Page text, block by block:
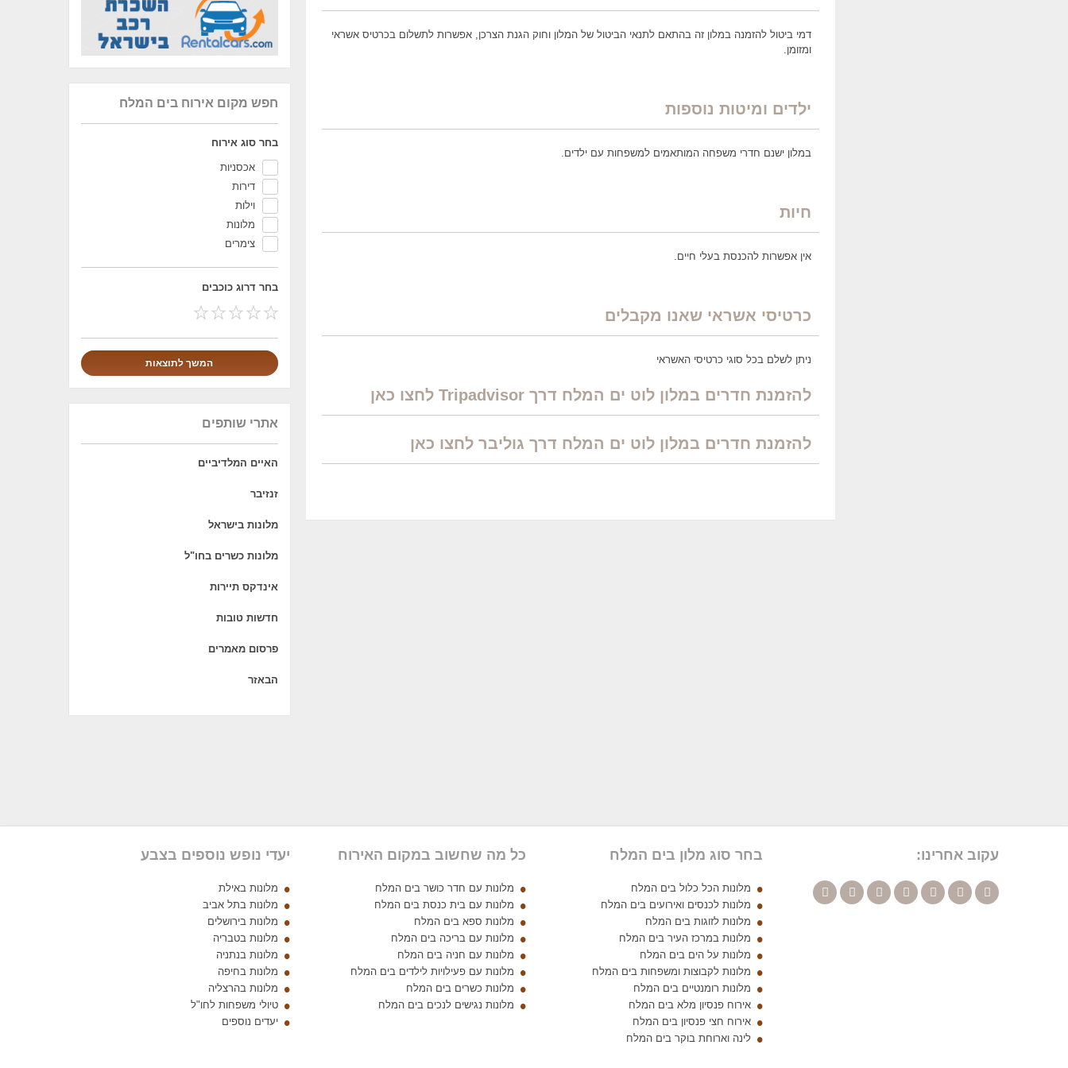
דמי ביטול להזמנה במלון זה בהתאם לתנאי הביטול של המלון וחוק הגנת הצרכן, אפשרות לתשלום בכרטיס אשראי
ומזומן.
ילדים ומיטות נוספות
במלון ישנם חדרי משפחה המותאמים למשפחות עם ילדים.
חיות
אין אפשרות להכנסת בעלי חיים.
כרטיסי אשראי שאנו מקבלים
ניתן לשלם בכל סוגי כרטיסי האשראי
להזמנת חדרים במלון לוט ים המלח דרך Tripadvisor לחצו כאן
להזמנת חדרים במלון לוט ים המלח דרך גוליבר לחצו כאן
אתרי שותפים
האיים המלדיביים
זנזיבר
מלונות בישראל
מלונות כשרים בחו"ל
אינדקס תיירות
חדשות טובות
פרסום מאמרים
הבאזר
חפש מקום אירוח בים המלח
בחר סוג אירוח
אכסניות
דירות
וילות
מלונות
צימרים
בחר דרוג כוכבים
עקוב אחרינו: בחר סוג מלון בים המלח
מלונות הכל כלול בים המלח
מלונות לכנסים ואירועים בים המלח
מלונות לזוגות בים המלח
מלונות במרכז העיר בים המלח
מלונות על הים בים המלח
מלונות לקבוצות ומשפחות בים המלח
מלונות רומנטיים בים המלח
אירוח פנסיון מלא בים המלח
אירוח חצי פנסיון בים המלח
לינה וארוחת בוקר בים המלח
כל מה שחשוב במקום האירוח
מלונות עם חדר כושר בים המלח
מלונות עם בית כנסת בים המלח
מלונות ספא בים המלח
מלונות עם בריכה בים המלח
מלונות עם חניה בים המלח
מלונות עם פעילויות לילדים בים המלח
מלונות כשרים בים המלח
מלונות נגישים לנכים בים המלח
יעדי נופש נוספים בצבע
מלונות באילת
מלונות בתל אביב
מלונות בירושלים
מלונות בטבריה
מלונות בנתניה
מלונות בחיפה
מלונות בהרצליה
טיולי משפחות לחו"ל
יעדים נוספים